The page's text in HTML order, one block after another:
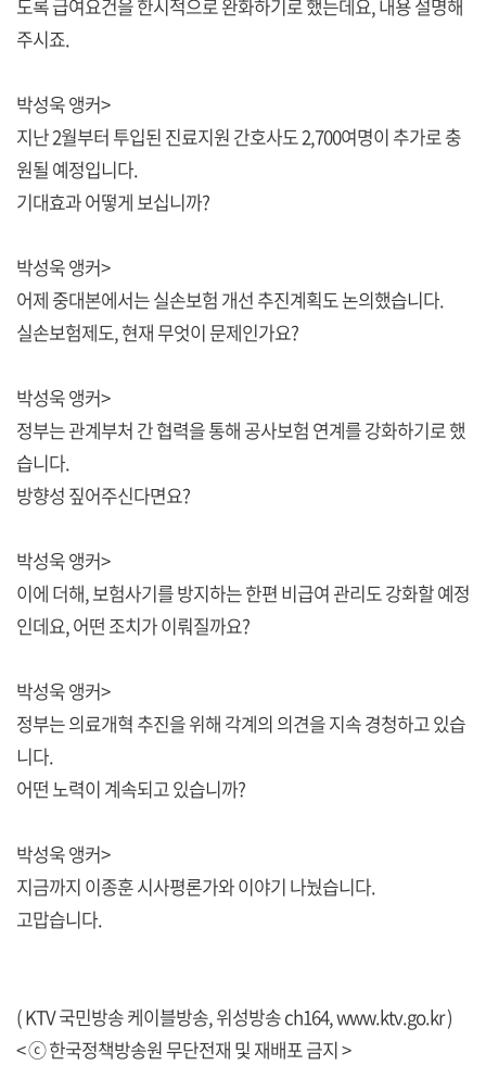
도록 급여요건을 한시적으로 완화하기로 했는데요, 내용 설명해
주시죠.
박성욱 앵커>
지난 2월부터 투입된 진료지원 간호사도 2,700여명이 추가로 충
원될 예정입니다.
기대효과 어떻게 보십니까?
박성욱 앵커>
어제 중대본에서는 실손보험 개선 추진계획도 논의했습니다.
실손보험제도, 현재 무엇이 문제인가요?
박성욱 앵커>
정부는 관계부처 간 협력을 통해 공사보험 연계를 강화하기로 했
습니다.
방향성 짚어주신다면요?
박성욱 앵커>
이에 더해, 보험사기를 방지하는 한편 비급여 관리도 강화할 예정
인데요, 어떤 조치가 이뤄질까요?
박성욱 앵커>
정부는 의료개혁 추진을 위해 각계의 의견을 지속 경청하고 있습
니다.
어떤 노력이 계속되고 있습니까?
박성욱 앵커>
지금까지 이종훈 시사평론가와 이야기 나눴습니다.
고맙습니다.
( KTV 국민방송 케이블방송, 위성방송 ch164,www.ktv.go.kr)
< ⓒ 한국정책방송원 무단전재 및 재배포 금지 >